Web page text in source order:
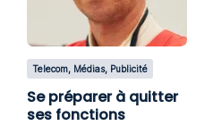
Telecom, Médias, Publicité
Se préparer à quitter
ses fonctions